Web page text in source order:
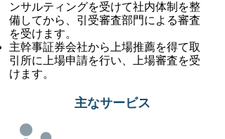
ンサルティングを受けて社内体制を整
備してから、引受審査部門による審査
を受けます。
​主幹事証券会社から上場推薦を得て取
引所に上場申請を行い、上場審査を受
けます。
主なサービス